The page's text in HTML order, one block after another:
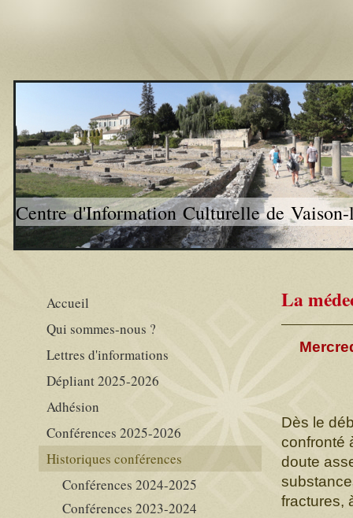
Centre d'Information Culturelle de
La
Dès le
confronté
doute
fractures,
Accueil
Qui sommes-nous ?
Lettres d'informations
Dépliant 2025-2026
Adhésion
Conférences 2025-2026
Historiques conférences
Conférences 2024-2025
Conférences 2023-2024